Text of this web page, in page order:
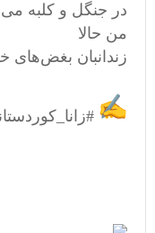
در جنگل و کلبه
من حالا
زندانبان بغض‌های